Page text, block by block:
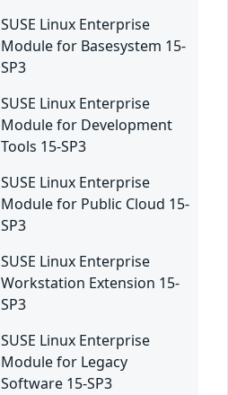
SUSE Linux Enterprise
Module for Basesystem 15-
SP3
SUSE Linux Enterprise
Module for Development
Tools 15-SP3
SUSE Linux Enterprise
Module for Public Cloud 15-
SP3
SUSE Linux Enterprise
Workstation Extension 15-
SP3
SUSE Linux Enterprise
Module for Legacy
Software 15-SP3